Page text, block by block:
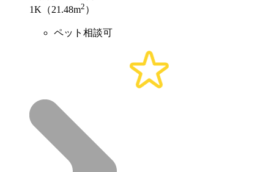
1K（21.48m2 ）
ペット相談可